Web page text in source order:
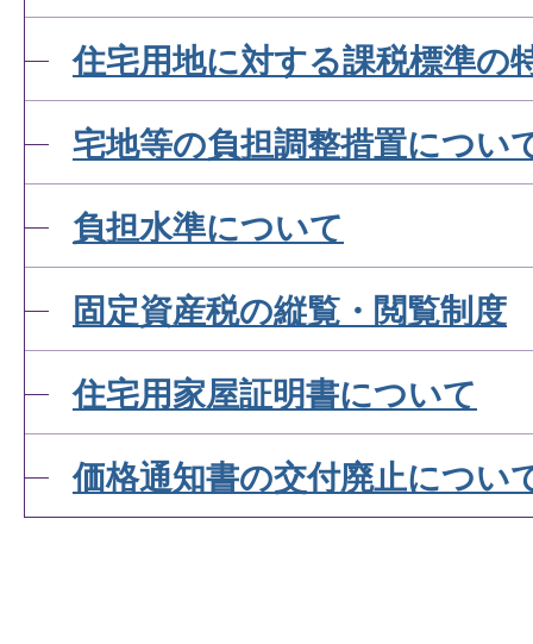
住宅用地に対する課税標準の
宅地等の負担調整措置につい
負担水準について
固定資産税の縦覧・閲覧制度
住宅用家屋証明書について
価格通知書の交付廃止につい